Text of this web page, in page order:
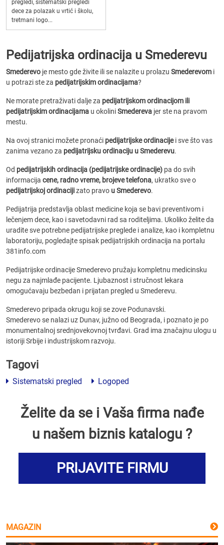
pregledi, sistematski pregledi
dece za polazak u vrtić i školu,
tretmani logo...
Pedijatrijska ordinacija u Smederevu
Smederevo je mesto gde živite ili se nalazite u prolazu Smederevom i
u potrazi ste za pedijatrijskim ordinacijama?
Ne morate pretraživati dalje za pedijatrijskom ordinacijom ili
pedijatrijskim ordinacijama u okoliniSmedereva jer ste na pravom
mestu.
Na ovoj stranici možete pronaći pedijatrijske ordinacijei sve što vas
zanima vezano za pedijatrijsku ordinaciju u Smederevu.
Od pedijatrijskih ordinacija (pedijatrijske ordinacije) pa do svih
informacija cene, radno vreme, brojeve telefona, ukratko sve o
pedijatrijskoj ordinacijizato pravo u Smederevo.
Pedijatrija predstavlja oblast medicine koja se bavi preventivom i
lečenjem dece, kao i savetodavni rad sa roditeljima. Ukoliko želite da
uradite sve potrebne pedijatrijske preglede i analize, kao i kompletnu
laboratoriju, pogledajte spisak pedijatrijskih ordinacija na portalu
381info.com
Pedijatrijske ordinacije Smederevo pružaju kompletnu medicinsku
negu za najmlađe pacijente. Ljubaznost i stručnost lekara
omogućavaju bezbedan i prijatan pregled u Smederevu.
Smederevo pripada okrugu koji se zove Podunavski.
Smederevo se nalazi uz Dunav, južno od Beograda, i poznato je po
monumentalnoj srednjovekovnoj tvrđavi. Grad ima značajnu ulogu u
istoriji Srbije i industrijskom razvoju.
Tagovi
Sistematski pregled Logoped
Želite da se i Vaša firma nađe
u našem biznis katalogu ?
PRIJAVITE FIRMU
MAGAZIN